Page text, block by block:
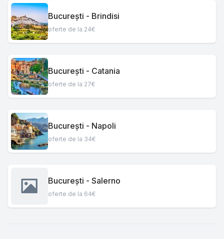
București - Brindisi
oferte de la 24€
București - Catania
oferte de la 27€
București - Napoli
oferte de la 34€
București - Salerno
oferte de la 64€